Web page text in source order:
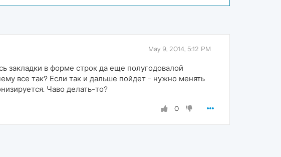
May 9, 2014, 5:12 PM
закладки в форме строк да еще полугодовалой
все так? Если так и дальше пойдет - нужно менять
Чаво делать-то?
0